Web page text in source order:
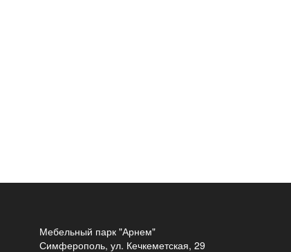
Мебельный парк "Арнем"
Симферополь, ул. Кечкеметская, 29